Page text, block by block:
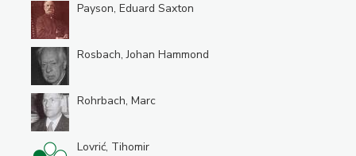
Payson, Eduard Saxton
Rosbach, Johan Hammond
Rohrbach, Marc
Lovrić, Tihomir